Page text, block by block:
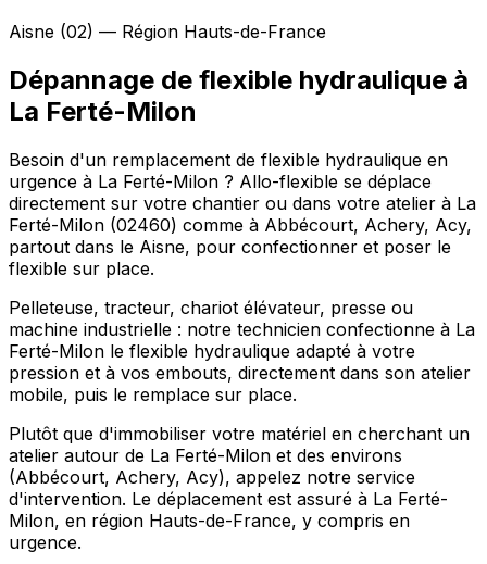
Aisne (02) — Région Hauts-de-France
Dépannage de flexible hydraulique à
La Ferté-Milon
Besoin d'un remplacement de flexible hydraulique en
urgence à La Ferté-Milon ? Allo-flexible se déplace
directement sur votre chantier ou dans votre atelier à La
Ferté-Milon (02460) comme à Abbécourt, Achery, Acy,
partout dans le Aisne, pour confectionner et poser le
flexible sur place.
Pelleteuse, tracteur, chariot élévateur, presse ou
machine industrielle : notre technicien confectionne à La
Ferté-Milon le flexible hydraulique adapté à votre
pression et à vos embouts, directement dans son atelier
mobile, puis le remplace sur place.
Plutôt que d'immobiliser votre matériel en cherchant un
atelier autour de La Ferté-Milon et des environs
(Abbécourt, Achery, Acy), appelez notre service
d'intervention. Le déplacement est assuré à La Ferté-
Milon, en région Hauts-de-France, y compris en
urgence.